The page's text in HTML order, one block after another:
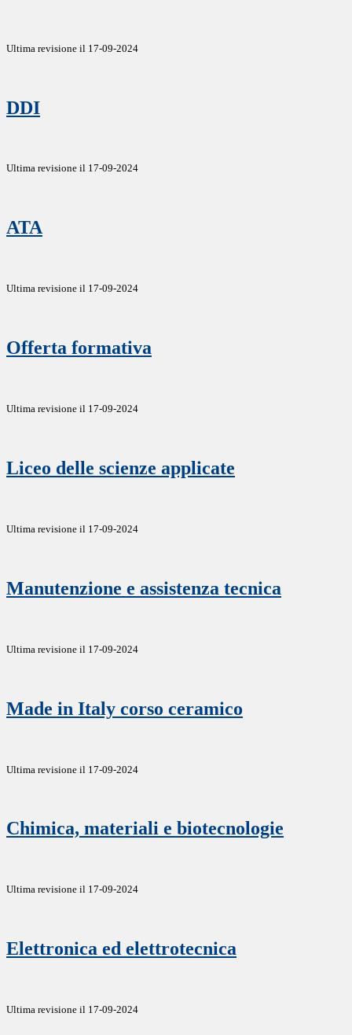
Ultima revisione il 17-09-2024
DDI
Ultima revisione il 17-09-2024
ATA
Ultima revisione il 17-09-2024
Offerta formativa
Ultima revisione il 17-09-2024
Liceo delle scienze applicate
Ultima revisione il 17-09-2024
Manutenzione e assistenza tecnica
Ultima revisione il 17-09-2024
Made in Italy corso ceramico
Ultima revisione il 17-09-2024
Chimica, materiali e biotecnologie
Ultima revisione il 17-09-2024
Elettronica ed elettrotecnica
Ultima revisione il 17-09-2024